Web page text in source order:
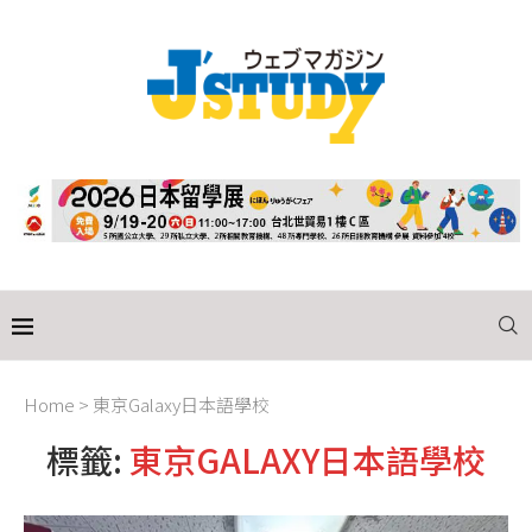
Home > 東京Galaxy日本語學校
標籤: 東京GALAXY日本語學校